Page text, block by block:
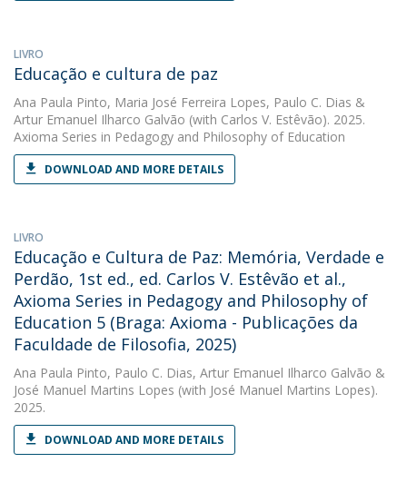
LIVRO
Educação e cultura de paz
Ana Paula Pinto, Maria José Ferreira Lopes, Paulo C. Dias &
Artur Emanuel Ilharco Galvão (with Carlos V. Estêvão). 2025.
Axioma Series in Pedagogy and Philosophy of Education
DOWNLOAD AND MORE DETAILS
LIVRO
Educação e Cultura de Paz: Memória, Verdade e
Perdão, 1st ed., ed. Carlos V. Estêvão et al.,
Axioma Series in Pedagogy and Philosophy of
Education 5 (Braga: Axioma - Publicações da
Faculdade de Filosofia, 2025)
Ana Paula Pinto, Paulo C. Dias, Artur Emanuel Ilharco Galvão &
José Manuel Martins Lopes (with José Manuel Martins Lopes).
2025.
DOWNLOAD AND MORE DETAILS